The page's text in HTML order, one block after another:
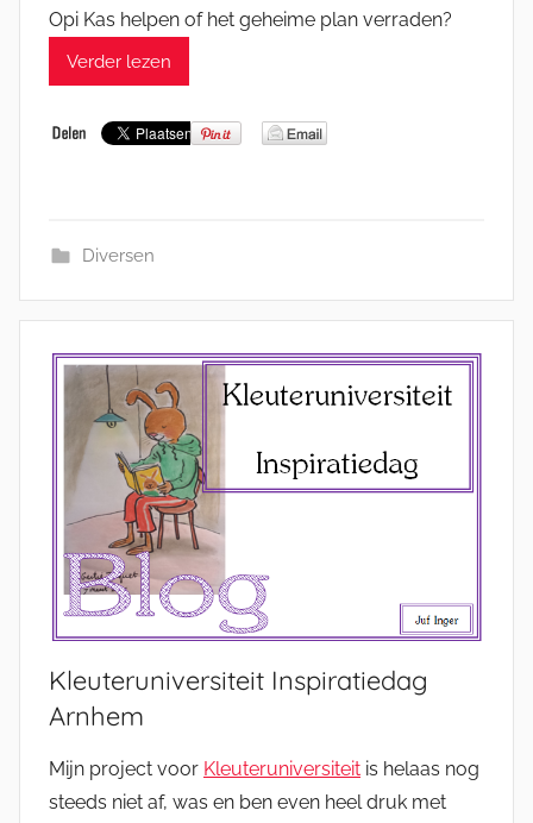
Opi Kas helpen of het geheime plan verraden?
Verder lezen
Diversen
Kleuteruniversiteit Inspiratiedag
Arnhem
Mijn project voor Kleuteruniversiteit is helaas nog
steeds niet af, was en ben even heel druk met